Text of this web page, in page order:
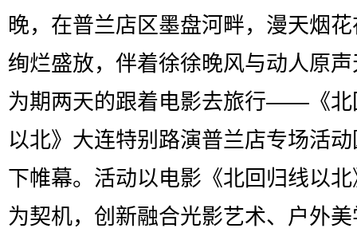
晚，在普兰店区墨盘河畔，漫天烟
绚烂盛放，伴着徐徐晚风与动人原
为期两天的跟着电影去旅行——《北
以北》大连特别路演普兰店专场活
下帷幕。活动以电影《北回归线以
为契机，创新融合光影艺术、户外